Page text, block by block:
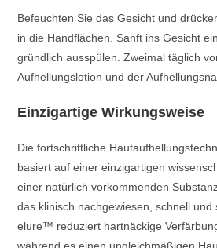
Befeuchten Sie das Gesicht und
in die Handflächen. Sanft ins Gesicht
gründlich ausspülen. Zweimal täglich
Aufhellungslotion und der
Einzigartige Wirkungsweise
Die fortschrittliche
basiert auf einer einzigartigen
einer natürlich vorkommenden
das klinisch nachgewiesen, schnell und
elure™ reduziert hartnäckige
während es einen ungleichmäßigen